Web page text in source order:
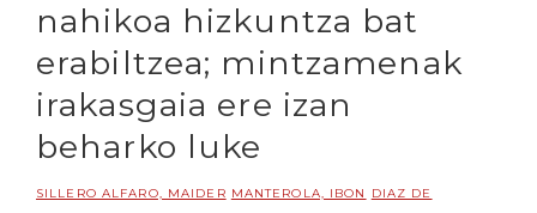
nahikoa hizkuntza bat
erabiltzea; mintzamenak
irakasgaia ere izan
beharko luke
SILLERO ALFARO, MAIDER MANTEROLA, IBON
DIAZ DE